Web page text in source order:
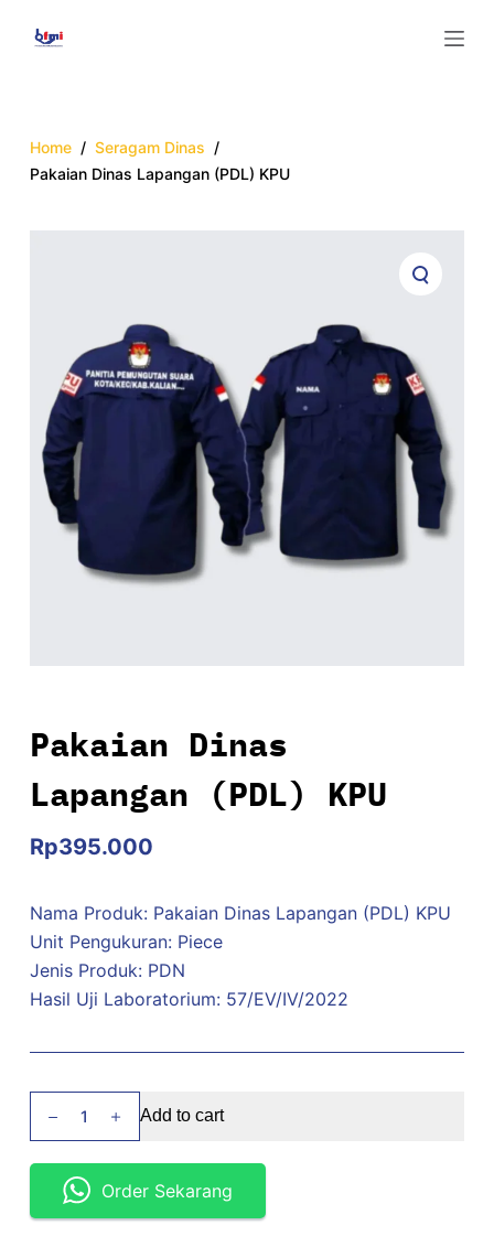
o
o
Home / Seragam Dinas /
Pakaian Dinas Lapangan (PDL) KPU
Pakaian Dinas
Lapangan (PDL) KPU
Rp395.000
Nama Produk: Pakaian Dinas Lapangan (PDL) KPU
Unit Pengukuran: Piece
Jenis Produk: PDN
Hasil Uji Laboratorium: 57/EV/IV/2022
(PDL)
Add to cart
Order Sekarang